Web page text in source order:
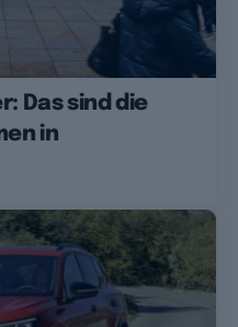
Das sind die
in